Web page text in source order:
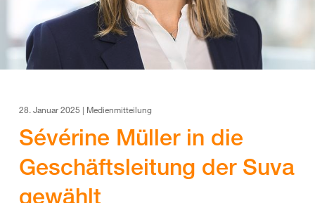
28. Januar 2025 | Medienmitteilung
Sévérine Müller in die
Geschäftsleitung der Suva
gewählt